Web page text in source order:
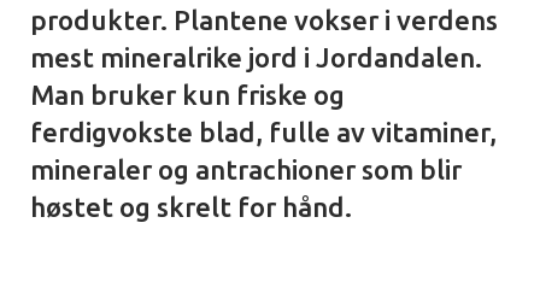
produkter. Plantene vokser i verdens
mest mineralrike jord i Jordandalen.
Man bruker kun friske og
ferdigvokste blad, fulle av vitaminer,
mineraler og antrachioner som blir
høstet og skrelt for hånd.